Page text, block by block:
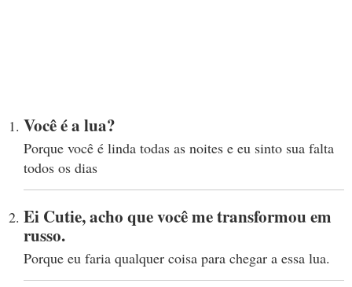
Você é a lua?
Porque você é linda todas as noites e eu sinto sua falta
todos os dias
Ei Cutie, acho que você me transformou em
russo.
Porque eu faria qualquer coisa para chegar a essa lua.